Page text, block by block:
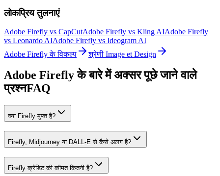
लोकप्रिय तुलनाएं
Adobe Firefly vs CapCutAdobe Firefly vs Kling AIAdobe Firefly
vs Leonardo AIAdobe Firefly vs Ideogram AI
Adobe Firefly के विकल्प
श्रेणी Image et Design
Adobe Firefly के बारे में अक्सर पूछे जाने वाले
प्रश्नFAQ
क्या Firefly मुफ्त है?
Firefly, Midjourney या DALL-E से कैसे अलग है?
Firefly क्रेडिट की कीमत कितनी है?